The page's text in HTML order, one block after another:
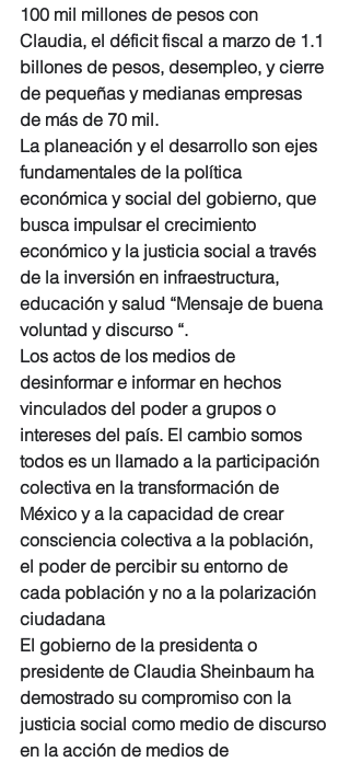
100 mil millones de pesos con
Claudia, el déficit fiscal a marzo de 1.1
billones de pesos, desempleo, y cierre
de pequeñas y medianas empresas
de más de 70 mil.
La planeación y el desarrollo son ejes
fundamentales de la política
económica y social del gobierno, que
busca impulsar el crecimiento
económico y la justicia social a través
de la inversión en infraestructura,
educación y salud “Mensaje de buena
voluntad y discurso “.
Los actos de los medios de
desinformar e informar en hechos
vinculados del poder a grupos o
intereses del país. El cambio somos
todos es un llamado a la participación
colectiva en la transformación de
México y a la capacidad de crear
consciencia colectiva a la población,
el poder de percibir su entorno de
cada población y no a la polarización
ciudadana
El gobierno de la presidenta o
presidente de Claudia Sheinbaum ha
demostrado su compromiso con la
justicia social como medio de discurso
en la acción de medios de